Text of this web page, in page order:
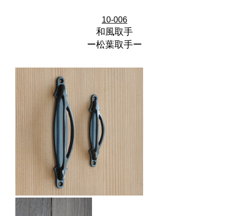
10-006
和風取手
ー松葉取手ー